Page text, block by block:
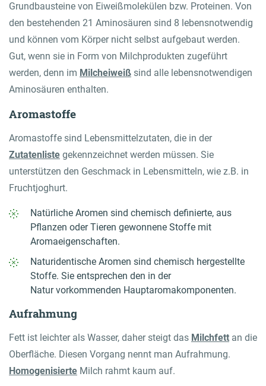
Grundbausteine von Eiweißmolekülen bzw. Proteinen. Von
den bestehenden 21 Aminosäuren sind 8 lebensnotwendig
und können vom Körper nicht selbst aufgebaut werden.
Gut, wenn sie in Form von Milchprodukten zugeführt
werden, denn im Milcheiweiß sind alle lebensnotwendigen
Aminosäuren enthalten.
Aromastoffe
Aromastoffe sind Lebensmittelzutaten, die in der
Zutatenliste gekennzeichnet werden müssen. Sie
unterstützen den Geschmack in Lebensmitteln, wie z.B. in
Fruchtjoghurt.
Natürliche Aromen sind chemisch definierte, aus
Pflanzen oder Tieren gewonnene Stoffe mit
Aromaeigenschaften.
Naturidentische Aromen sind chemisch hergestellte
Stoffe. Sie entsprechen den in der
Natur vorkommenden Hauptaromakomponenten.
Aufrahmung
Fett ist leichter als Wasser, daher steigt das Milchfett an die
Oberfläche. Diesen Vorgang nennt man Aufrahmung.
Homogenisierte Milch rahmt kaum auf.